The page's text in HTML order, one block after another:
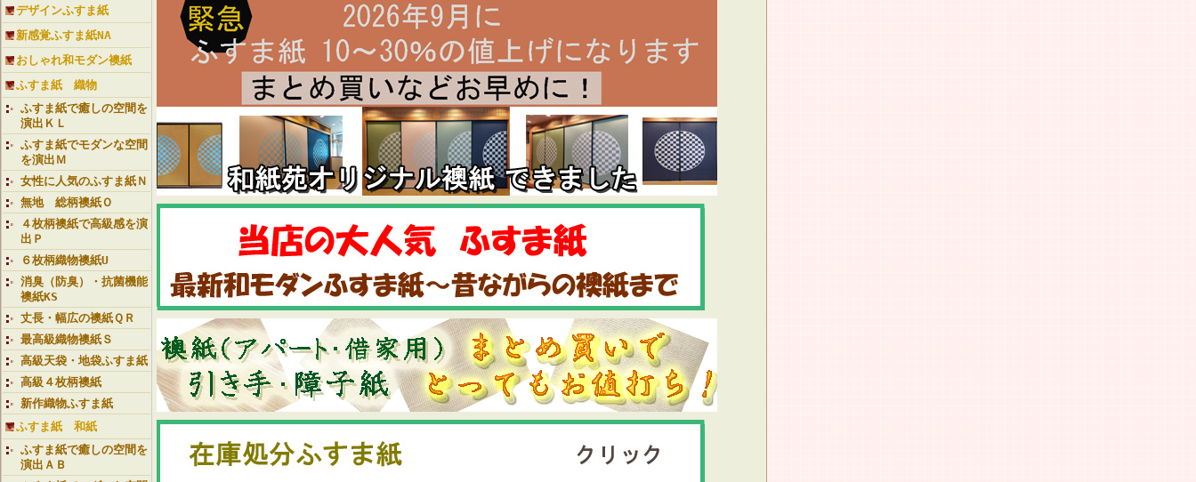
デザインふすま紙
新感覚ふすま紙NA
おしゃれ和モダン襖紙
ふすま紙 織物
ふすま紙で癒しの空間を
演出ＫＬ
ふすま紙でモダンな空間
を演出Ｍ
女性に人気のふすま紙Ｎ
無地 総柄襖紙Ｏ
４枚柄襖紙で高級感を演
出Ｐ
６枚柄織物襖紙U
消臭（防臭）・抗菌機能
襖紙KS
丈長・幅広の襖紙ＱＲ
最高級織物襖紙Ｓ
高級天袋・地袋ふすま紙
高級４枚柄襖紙
新作織物ふすま紙
ふすま紙 和紙
ふすま紙で癒しの空間を
演出ＡＢ